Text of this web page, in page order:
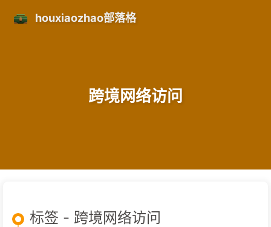
houxiaozhao部落格
跨境网络访问
标签 - 跨境网络访问